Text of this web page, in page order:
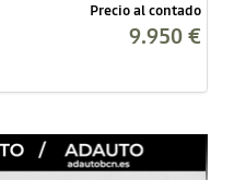
Precio al contado
9.950 €